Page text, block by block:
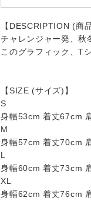
【DESCRIPTION (商
チャレンジャー発、秋
このグラフィック、T
【SIZE (サイズ)】
S
身幅53cm 着丈67cm
M
身幅57cm 着丈70cm
L
身幅60cm 着丈73cm
XL
身幅62cm 着丈76cm